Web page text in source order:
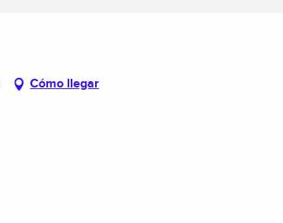
Cómo llegar